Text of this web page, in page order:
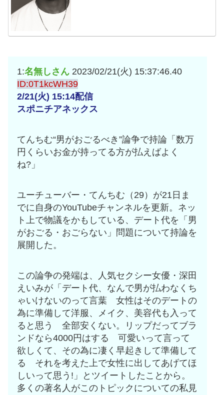
1:名無しさん 2023/02/21(火) 15:37:46.40
ID:0T1kcWH39
2/21(火) 15:14配信
スポニチアネックス
てんちむ“男がおごるべき”論争で持論「数万
円くらいお金が持ってる方が払えばよく
ね?」
ユーチューバー・てんちむ（29）が21日ま
でに自身のYouTubeチャンネルを更新。ネッ
ト上で物議をかもしている、デート代を「男
がおごる・おごらない」問題について持論を
展開した。
この論争の発端は、人気セクシー女優・深田
えいみが「デート代、なんで男が払わなくち
ゃいけないのって言葉 女性はそのデートの
為に準備して洋服、メイク、美容代も入って
ると思う 全部安くない。リップだってブラ
ンドなら4000円はする 可愛いって言って
欲しくて、その為に凄く早起きして準備して
る それを考えた上で女性に出してあげてほ
しいって思う!」とツイートしたことから。
多くの著名人がこのトピックについての私見